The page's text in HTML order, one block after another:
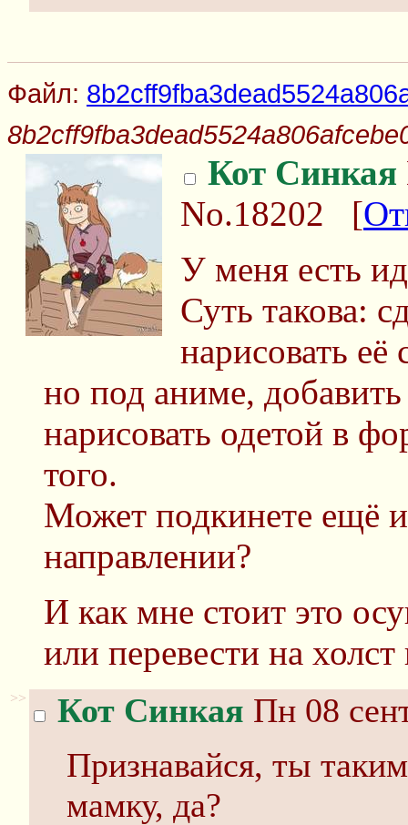
Файл:
Кот Синкая
No.18202 [
У меня есть
Суть такова:
нарисовать
но под аниме,
нарисовать одетой в
того.
Может подкинете ещё
направлении?
И как мне стоит это
или перевести на
>> Кот Синкая Пн 08
Признавайся, ты
мамку, да?